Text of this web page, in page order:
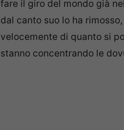
fare il giro del mondo già
dal canto suo lo ha
velocemente di quanto si
stanno concentrando le